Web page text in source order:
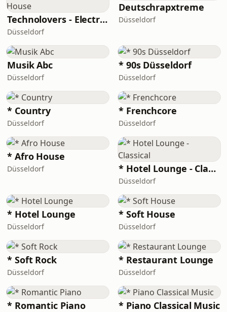
Technolovers - Electro House
Düsseldorf
Deutschrapxtreme
Düsseldorf
Musik Abc
Düsseldorf
* 90s Düsseldorf
Düsseldorf
* Country
Düsseldorf
* Frenchcore
Düsseldorf
* Afro House
Düsseldorf * Hotel Lounge - Classical
Düsseldorf
* Hotel Lounge
Düsseldorf
* Soft House
Düsseldorf
* Soft Rock
Düsseldorf
* Restaurant Lounge
Düsseldorf
* Romantic Piano * Piano Classical Music